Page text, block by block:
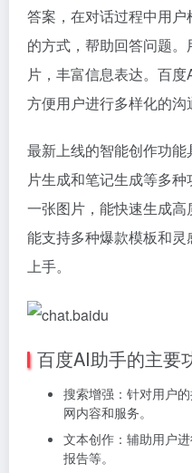
答案，在对话过程中用
的方式，帮助回答问题
片，丰富信息表达。百度
方便用户进行多样化的沟
最新上线的智能创作功
片生成和笔记生成等多
一张图片，能快速生成
能支持多种爆款模板和
上手。
百度AI助手的主要
搜索增强：针对用户
网内容和服务。
文本创作：辅助用户
报告等。